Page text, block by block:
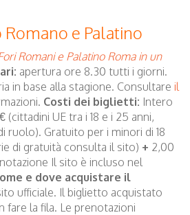
e Palatino
Romani e Palatino Roma in un
apertura ore 8.30 tutti i giorni.
in base alla stagione. Consultare il
Costi dei biglietti: Intero
(cittadini UE tra i 18 e i 25 anni,
ruolo). Gratuito per i minori di 18
di gratuità consulta il sito) + 2,00
Il sito è incluso nel
e dove acquistare il
ufficiale. Il biglietto acquistato
fare la fila. Le prenotazioni